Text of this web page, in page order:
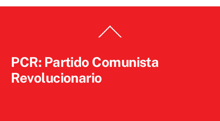
To
PCR: Partido Comunista
Revolucionario